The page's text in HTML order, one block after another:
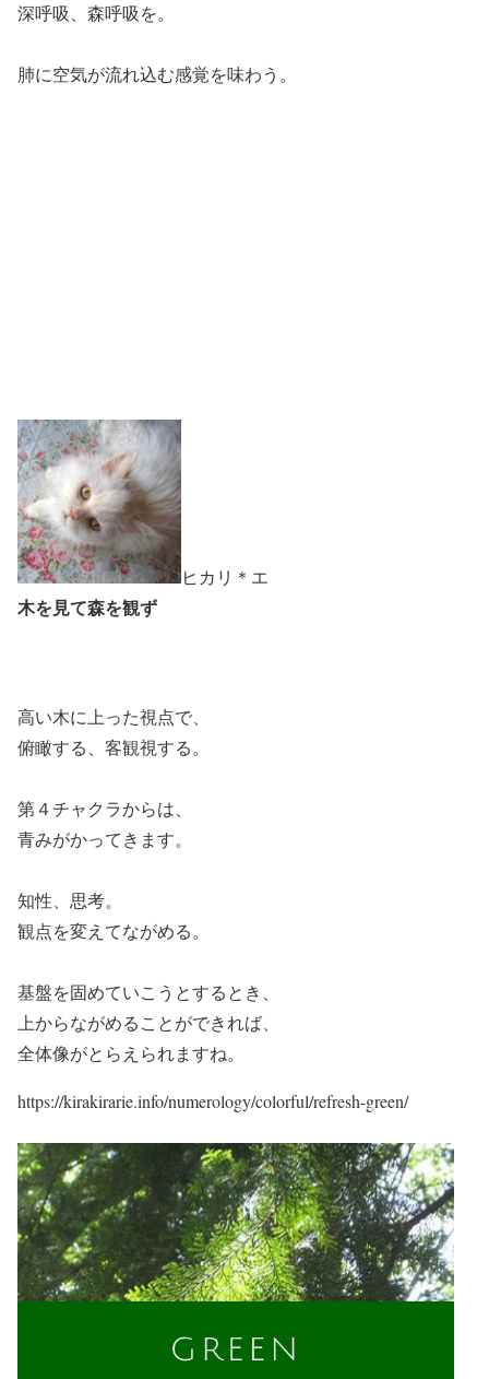
深呼吸、森呼吸を。
肺に空気が流れ込む感覚を味わう。
ヒカリ＊エ
木を見て森を観ず
高い木に上った視点で、
俯瞰する、客観視する。
第４チャクラからは、
青みがかってきます。
知性、思考。
観点を変えてながめる。
基盤を固めていこうとするとき、
上からながめることができれば、
全体像がとらえられますね。
https://kirakirarie.info/numerology/colorful/refresh-green/